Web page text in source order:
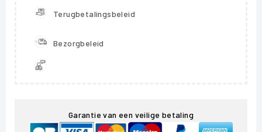
Terugbetalingsbeleid
Bezorgbeleid
Garantie van een veilige betaling